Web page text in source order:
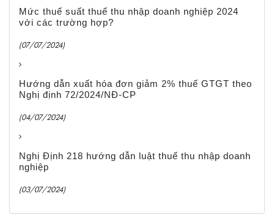
Mức thuế suất thuế thu nhập doanh nghiệp 2024
với các trường hợp?
(07/07/2024)
Hướng dẫn xuất hóa đơn giảm 2% thuế GTGT theo
Nghị định 72/2024/NĐ-CP
(04/07/2024)
Nghị Định 218 hướng dẫn luật thuế thu nhập doanh
nghiệp
(03/07/2024)